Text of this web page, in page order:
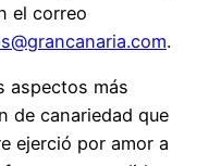
el correo
.
aspectos más
de canariedad que
ejerció por amor a